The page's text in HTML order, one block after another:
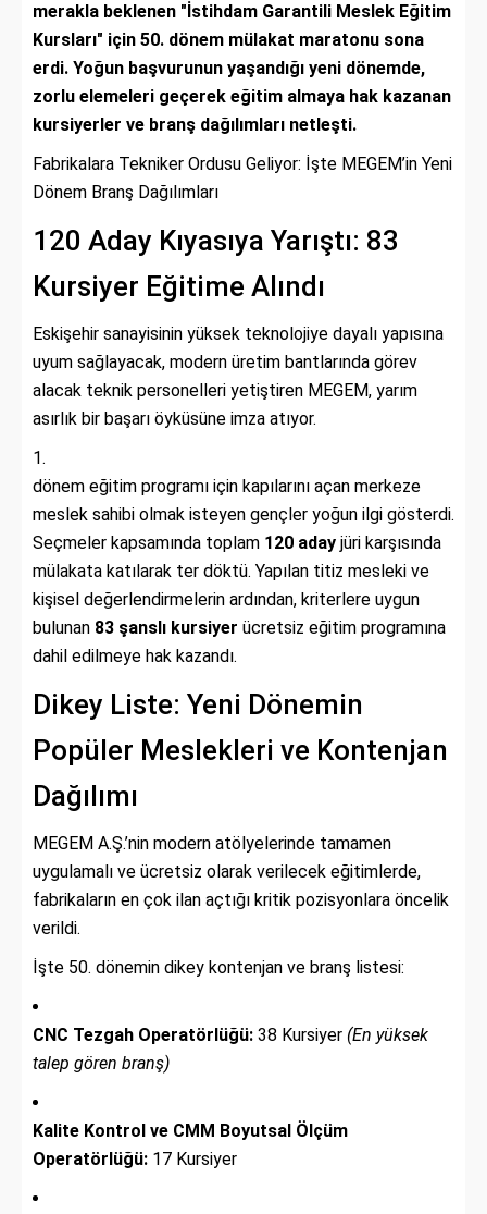
merakla beklenen "İstihdam Garantili Meslek Eğitim
Kursları" için 50. dönem mülakat maratonu sona
erdi. Yoğun başvurunun yaşandığı yeni dönemde,
zorlu elemeleri geçerek eğitim almaya hak kazanan
kursiyerler ve branş dağılımları netleşti.
Fabrikalara Tekniker Ordusu Geliyor: İşte MEGEM’in Yeni
Dönem Branş Dağılımları
120 Aday Kıyasıya Yarıştı: 83
Kursiyer Eğitime Alındı
Eskişehir sanayisinin yüksek teknolojiye dayalı yapısına
uyum sağlayacak, modern üretim bantlarında görev
alacak teknik personelleri yetiştiren MEGEM, yarım
asırlık bir başarı öyküsüne imza atıyor.
dönem eğitim programı için kapılarını açan merkeze
meslek sahibi olmak isteyen gençler yoğun ilgi gösterdi.
Seçmeler kapsamında toplam 120 aday jüri karşısında
mülakata katılarak ter döktü. Yapılan titiz mesleki ve
kişisel değerlendirmelerin ardından, kriterlere uygun
bulunan 83 şanslı kursiyer ücretsiz eğitim programına
dahil edilmeye hak kazandı.
Dikey Liste: Yeni Dönemin
Popüler Meslekleri ve Kontenjan
Dağılımı
MEGEM A.Ş.’nin modern atölyelerinde tamamen
uygulamalı ve ücretsiz olarak verilecek eğitimlerde,
fabrikaların en çok ilan açtığı kritik pozisyonlara öncelik
verildi.
İşte 50. dönemin dikey kontenjan ve branş listesi:
CNC Tezgah Operatörlüğü: 38 Kursiyer (En yüksek
talep gören branş)
Kalite Kontrol ve CMM Boyutsal Ölçüm
Operatörlüğü: 17 Kursiyer